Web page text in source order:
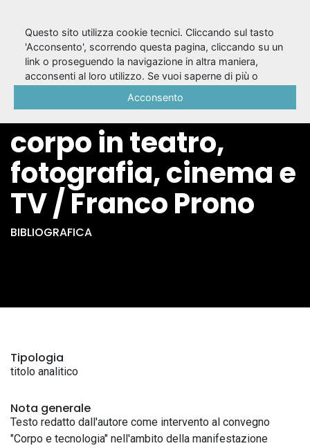
Unità e
frammentazione del
corpo in teatro,
fotografia, cinema e
TV / Franco Prono
BIBLIOGRAFICA
Tipologia
titolo analitico
Nota generale
Testo redatto dall'autore come intervento al convegno
"Corpo e tecnologia" nell'ambito della manifestazione
Questo sito utilizza cookie tecnici. Cliccando sul tasto
'Acconsento', scorrendo questa pagina, cliccando su un
link o proseguendo la navigazione in altra maniera,
acconsenti al loro utilizzo. Se vuoi saperne di più o
Acconsento